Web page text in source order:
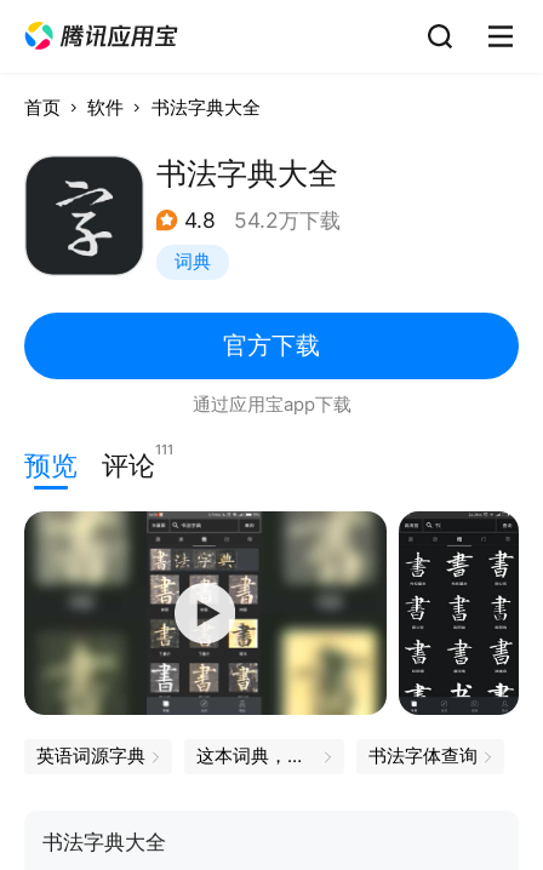
首页 软件 书法字典大全
书法字典大全
4.8 54.2万下载
词典
官方下载
通过应用宝app下载
预览 评论111
英语词源字典 这本词典，怎么都翻不烂！ 书法字体查询
书法字典大全